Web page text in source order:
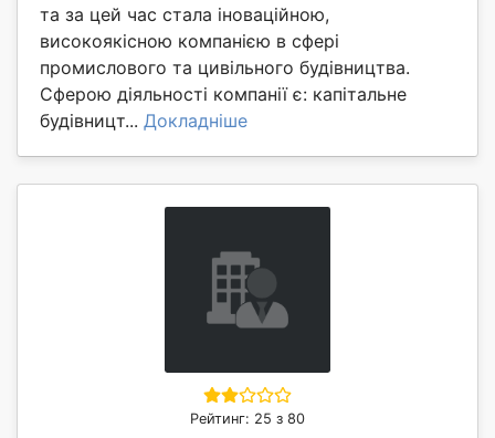
та за цей час стала іноваційною,
високоякісною компанією в сфері
промислового та цивільного будівництва.
Сферою діяльності компанії є: капітальне
будівницт... Докладніше
Рейтинг: 25 з 80